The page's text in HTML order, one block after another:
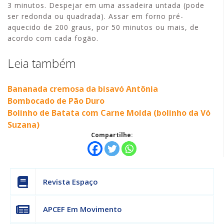
3 minutos. Despejar em uma assadeira untada (pode
ser redonda ou quadrada). Assar em forno pré-
aquecido de 200 graus, por 50 minutos ou mais, de
acordo com cada fogão.
Leia também
Bananada cremosa da bisavó Antônia
Bombocado de Pão Duro
Bolinho de Batata com Carne Moída (bolinho da Vó
Suzana)
Compartilhe:
Revista Espaço
APCEF Em Movimento